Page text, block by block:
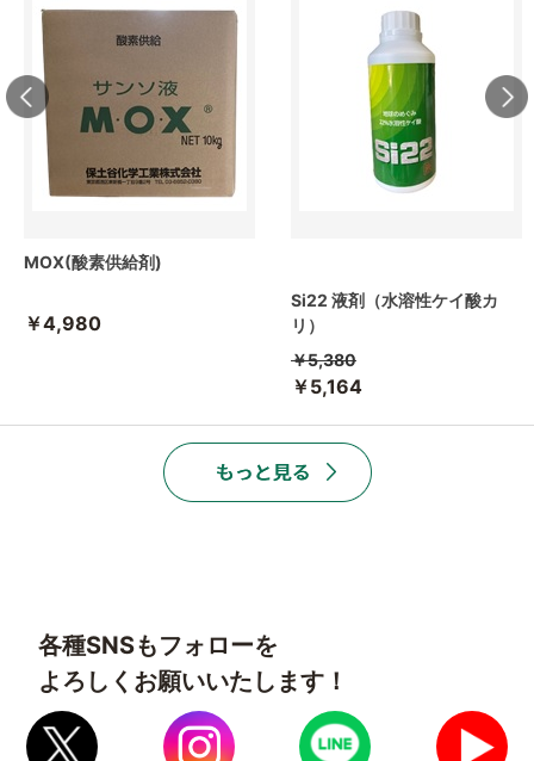
MOX(酸素供給剤)
￥4,980
Si22 液剤（水溶性ケイ酸カ
リ）
￥5,380
￥5,164
各種SNSもフォローを
よろしくお願いいたします！